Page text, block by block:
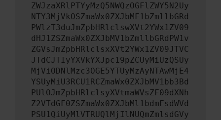
ZWJzaXRlPTYyMzQ5NWQzOGFlZWY5N2Uy
NTY3MjVkOSZmaWx0ZXJbMF1bZmllbGRd
PWlzT3duJmZpbHRlclswXVt2YWx1ZV09
dHJ1ZSZmaWx0ZXJbMV1bZmllbGRdPW1v
ZGVsJmZpbHRlclsxXVt2YWx1ZV09JTVC
JTdCJTIyYXVkYXJpc19pZCUyMiUzQSUy
MjViODNlMzc3OGE5YTUyMzAyNTAwMjE4
YSUyMiU3RCU1RCZmaWx0ZXJbMV1bb3Bd
PUlOJmZpbHRlclsyXVtmaWVsZF09dXNh
Z2VTdGF0ZSZmaWx0ZXJbMl1bdmFsdWVd
PSU1QiUyMlVTRUQlMjIlNUQmZmlsdGVy